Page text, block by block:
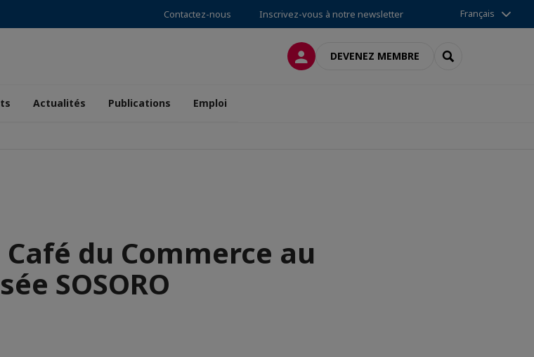
Contactez-nous Inscrivez-vous à notre newsletter Français
CONNEXIONDEVENEZ MEMBRE RECHERCHER
Actualités Publications Emploi
Café du Commerce au
SOSORO